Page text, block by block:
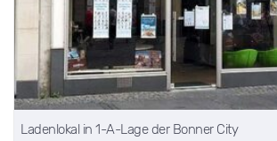
Ladenlokal in 1-A-Lage der Bonner City